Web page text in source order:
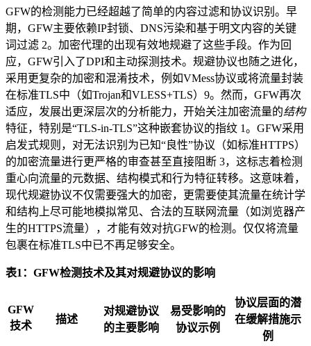
GFW的检测能力已经超越了简单的内容过滤和协议识别。早
期，GFW主要依赖IP封锁、DNS污染和基于明文内容的关键
词过滤 2。加密代理的出现有效地规避了这些手段。作为回
应，GFW引入了DPI和主动探测技术。规避协议也随之进化，
采用更复杂的加密和混淆技术，例如VMess协议或将流量封装
在标准TLS中（如Trojan和VLESS+TLS）9。然而，GFW再次
适应，发展出更深层次的分析能力，开始关注加密流量的结构
特征，特别是“TLS-in-TLS”这种嵌套协议的指纹 1。GFW采用
启发式规则，对无法识别为已知“良性”协议（如标准HTTPS）
的加密流量进行更严格的审查甚至直接阻断 3，这标志着检测
重心向流量的元数据、结构模式和行为特征转移。这意味着，
现代规避协议不仅需要强大的加密，更需要使其流量在统计学
和结构上尽可能地模拟常见、合法的互联网流量（如浏览器产
生的HTTPS流量），才能有效对抗GFW的检测。仅仅将流量
包裹在标准TLS中已不再足够安全。
表1：GFW检测技术及其对规避协议的影响
GFW
技术
描述
对规避协议
的主要影响
易受影响的
协议示例
协议层面的潜
在缓解措施示
例